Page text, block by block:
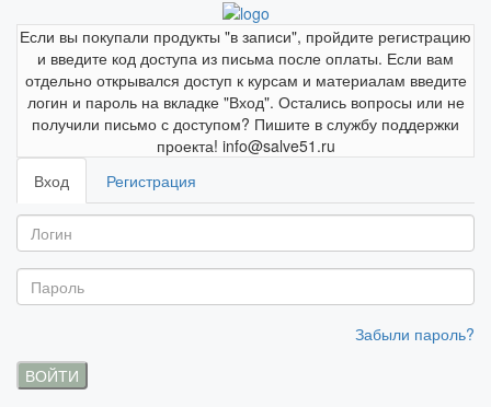
Если вы покупали продукты "в записи", пройдите регистрацию
и введите код доступа из письма после оплаты. Если вам
отдельно открывался доступ к курсам и материалам введите
логин и пароль на вкладке "Вход". Остались вопросы или не
получили письмо с доступом? Пишите в службу поддержки
проекта! info@salve51.ru
Вход
Регистрация
Забыли пароль?
ВОЙТИ